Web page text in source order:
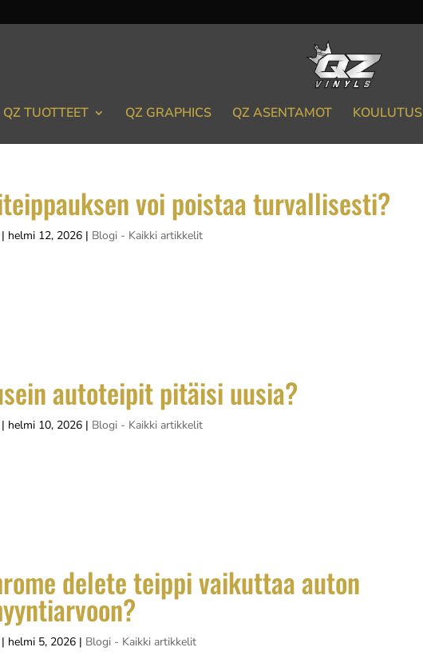
QZ TUOTTEET QZ GRAPHICS QZ ASENTAMOT KOULUTUS
voi poistaa turvallisesti?
| helmi 12, 2026 | Blogi - Kaikki artikkelit
autoteipit pitäisi uusia?
| helmi 10, 2026 | Blogi - Kaikki artikkelit
delete teippi vaikuttaa auton
| helmi 5, 2026 | Blogi - Kaikki artikkelit